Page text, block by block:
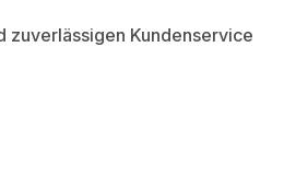
zuverlässigen Kundenservice